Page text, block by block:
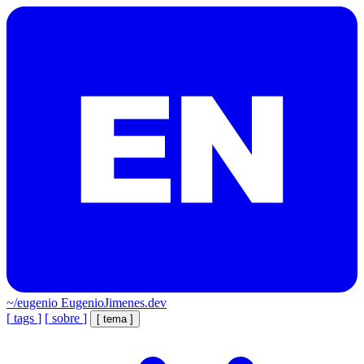
~/eugenio EugenioJimenes.dev
[ tags ] [ sobre ] [ tema ]